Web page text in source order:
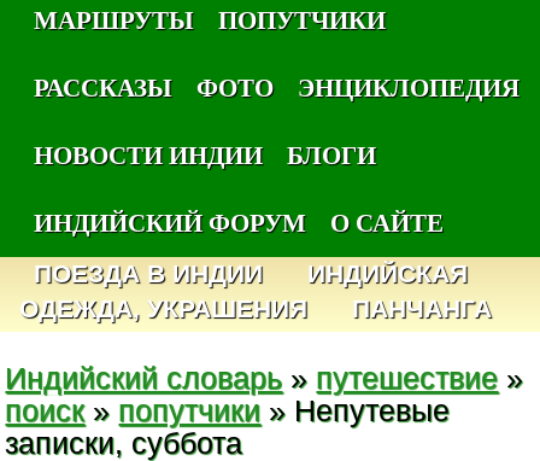
МАРШРУТЫ
ПОПУТЧИКИ
РАССКАЗЫ
ФОТО
ЭНЦИКЛОПЕДИЯ
НОВОСТИ ИНДИИ
БЛОГИ
ИНДИЙСКИЙ ФОРУМ
О САЙТЕ
ПОЕЗДА В ИНДИИ
ИНДИЙСКАЯ
ОДЕЖДА, УКРАШЕНИЯ
ПАНЧАНГА
Индийский словарь » путешествие »
поиск» попутчики » Непутевые
записки, суббота